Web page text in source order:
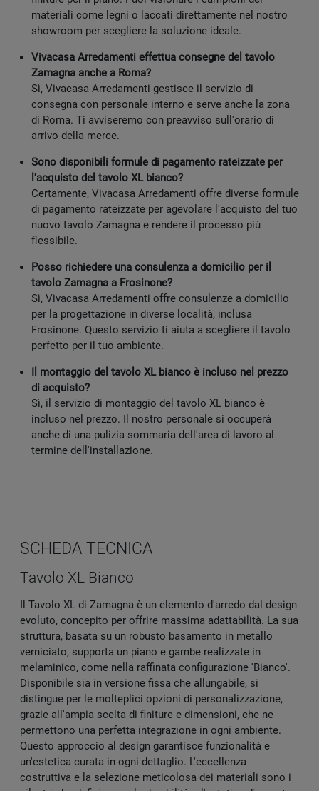
materiali come legni o laccati direttamente nel nostro
showroom per scegliere la soluzione ideale.
Vivacasa Arredamenti effettua consegne del tavolo
Zamagna anche a Roma?
Sì, Vivacasa Arredamenti gestisce il servizio di
consegna con personale interno e serve anche la zona
di Roma. Ti avviseremo con preavviso sull'orario di
arrivo della merce.
Sono disponibili formule di pagamento rateizzate per
l'acquisto del tavolo XL bianco?
Certamente, Vivacasa Arredamenti offre diverse formule
di pagamento rateizzate per agevolare l'acquisto del tuo
nuovo tavolo Zamagna e rendere il processo più
flessibile.
Posso richiedere una consulenza a domicilio per il
tavolo Zamagna a Frosinone?
Sì, Vivacasa Arredamenti offre consulenze a domicilio
per la progettazione in diverse località, inclusa
Frosinone. Questo servizio ti aiuta a scegliere il tavolo
perfetto per il tuo ambiente.
Il montaggio del tavolo XL bianco è incluso nel prezzo
di acquisto?
Sì, il servizio di montaggio del tavolo XL bianco è
incluso nel prezzo. Il nostro personale si occuperà
anche di una pulizia sommaria dell'area di lavoro al
termine dell'installazione.
SCHEDA TECNICA
Tavolo XL Bianco
Il Tavolo XL di Zamagna è un elemento d'arredo dal design
evoluto, concepito per offrire massima adattabilità. La sua
struttura, basata su un robusto basamento in metallo
verniciato, supporta un piano e gambe realizzate in
melaminico, come nella raffinata configurazione 'Bianco'.
Disponibile sia in versione fissa che allungabile, si
distingue per le molteplici opzioni di personalizzazione,
grazie all'ampia scelta di finiture e dimensioni, che ne
permettono una perfetta integrazione in ogni ambiente.
Questo approccio al design garantisce funzionalità e
un'estetica curata in ogni dettaglio. L'eccellenza
costruttiva e la selezione meticolosa dei materiali sono i